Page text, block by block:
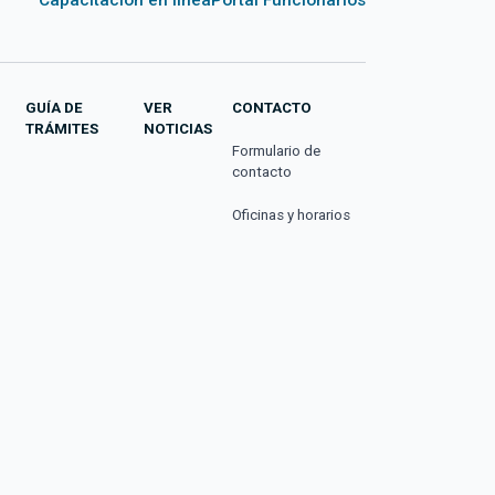
GUÍA DE
TRÁMITES
VER
NOTICIAS
CONTACTO
Formulario de
contacto
Oficinas y horarios